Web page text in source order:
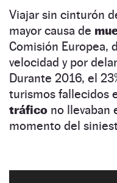
Viajar sin cinturón
mayor causa de
Comisión Europea,
velocidad y por
Durante 2016, el
turismos fallecidos
tráfico no llevaban
momento del